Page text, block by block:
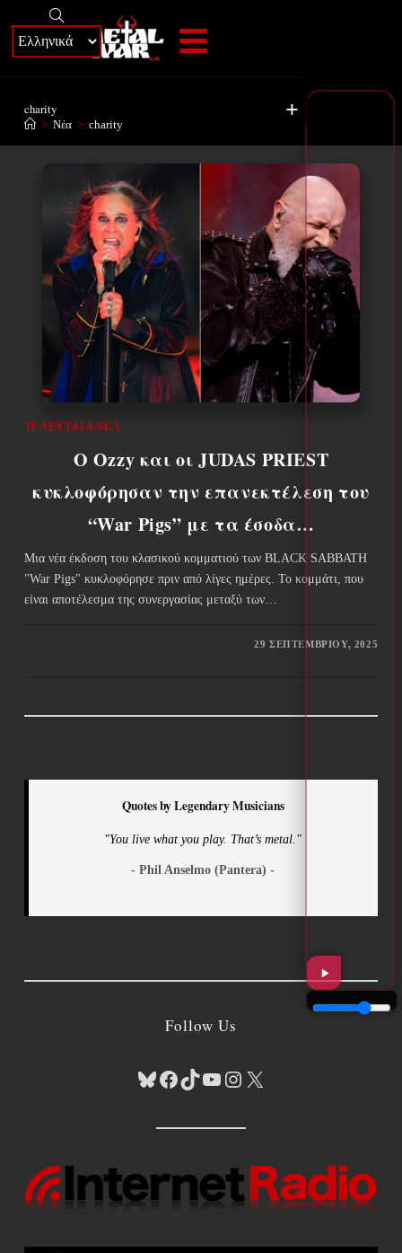
+
charity
> Νέα > charity
ΤΕΛΕΥΤΑΊΑ ΝΈΑ
Ο Ozzy και οι JUDAS PRIEST
κυκλοφόρησαν την επανεκτέλεση του
“War Pigs” με τα έσοδα…
Μια νέα έκδοση του κλασικού κομματιού των BLACK SABBATH
"War Pigs" κυκλοφόρησε πριν από λίγες ημέρες. Το κομμάτι, που
είναι αποτέλεσμα της συνεργασίας μεταξύ των…
29 ΣΕΠΤΕΜΒΡΊΟΥ, 2025
Quotes by Legendary Musicians
"You live what you play. That’s metal."
- Phil Anselmo (Pantera) -
Follow Us